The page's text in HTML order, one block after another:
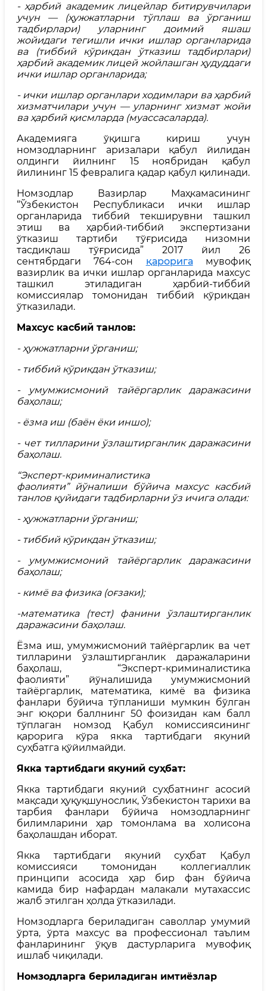
- ҳарбий академик лицейлар битирувчилари
учун — (ҳужжатларни тўплаш ва ўрганиш
тадбирлари) уларнинг доимий яшаш
жойидаги тегишли ички ишлар органларида
ва (тиббий кўрикдан ўтказиш тадбирлари)
ҳарбий академик лицей жойлашган ҳудуддаги
ички ишлар органларида;
- ички ишлар органлари ходимлари ва ҳарбий
хизматчилари учун — уларнинг хизмат жойи
ва ҳарбий қисмларда (муассасаларда).
Академияга ўқишга кириш учун
номзодларнинг аризалари қабул йилидан
олдинги йилнинг 15 ноябридан қабул
йилининг 15 февралига қадар қабул қилинади.
Номзодлар Вазирлар Маҳкамасининг
“Ўзбекистон Республикаси ички ишлар
органларида тиббий текширувни ташкил
этиш ва ҳарбий-тиббий экспертизани
ўтказиш тартиби тўғрисида низомни
тасдиқлаш тўғрисида” 2017 йил 26
сентябрдаги 764-сон қароригамувофиқ
вазирлик ва ички ишлар органларида махсус
ташкил этиладиган ҳарбий-тиббий
комиссиялар томонидан тиббий кўрикдан
ўтказилади.
Махсус касбий танлов:
- ҳужжатларни ўрганиш;
- тиббий кўрикдан ўтказиш;
- умумжисмоний тайёргарлик даражасини
баҳолаш;
- ёзма иш (баён ёки иншо);
- чет тилларини ўзлаштирганлик даражасини
баҳолаш.
“Эксперт-криминалистика
фаолияти”йўналиши бўйича махсус касбий
танлов қуйидаги тадбирларни ўз ичига олади:
-ҳужжатларни ўрганиш;
- тиббий кўрикдан ўтказиш;
- умумжисмоний тайёргарлик даражасини
баҳолаш;
- кимёвафизика(оғзаки);
-математика (тест) фанини ўзлаштирганлик
даражасини баҳолаш.
Ёзма иш, умумжисмоний тайёргарлик ва чет
тилларини ўзлаштирганлик даражаларини
баҳолаш, “Эксперт-криминалистика
фаолияти” йўналишида умумжисмоний
тайёргарлик, математика, кимё ва физика
фанлари бўйича тўпланиши мумкин бўлган
энг юқори баллнинг 50 фоизидан кам балл
тўплаган номзод Қабул комиссиясининг
қарорига кўра якка тартибдаги якуний
суҳбатга қўйилмайди.
Якка тартибдаги якуний суҳбат:
Якка тартибдаги якуний суҳбатнинг асосий
мақсади ҳуқуқшунослик, Ўзбекистон тарихи ва
тарбия фанлари бўйича номзодларнинг
билимларини ҳар томонлама ва холисона
баҳолашдан иборат.
Якка тартибдаги якуний суҳбат Қабул
комиссияси томонидан коллегиаллик
принципи асосида ҳар бир фан бўйича
камида бир нафардан малакали мутахассис
жалб этилган ҳолда ўтказилади.
Номзодларга бериладиган саволлар умумий
ўрта, ўрта махсус ва профессионал таълим
фанларининг ўқув дастурларига мувофиқ
ишлаб чиқилади.
Номзодларга бериладиган имтиёзлар